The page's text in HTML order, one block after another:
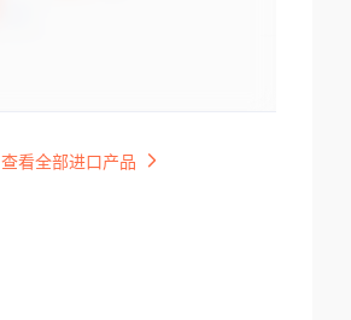
查看全部进口产品